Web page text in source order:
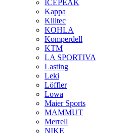
ICEPEAK
Kappa
Killtec
KOHLA
Komperdell
KTM
LA SPORTIVA
Lasting
Leki
Löffler
Lowa
Maier Sports
MAMMUT
Merrell
NIKE